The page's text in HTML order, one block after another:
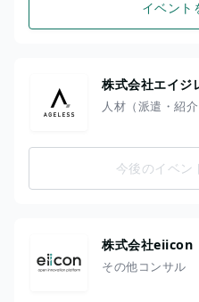
イベント
株式会社エイジ
人材（派遣・紹介
今後のイベン
株式会社eiicon
その他コンサル